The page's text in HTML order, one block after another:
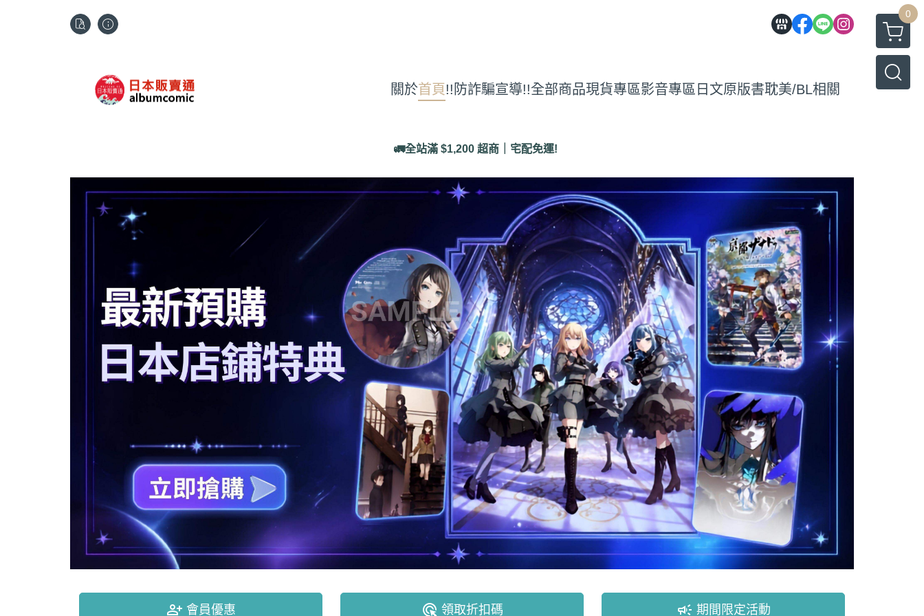
0
關於首頁!!防詐騙宣導!!全部商品現貨專區影音專區 日文原版書耽美/BL相關
🚛全站滿 $1,200 超商｜宅配免運!
person_add_alt 會員優惠 ads_click 領取折扣碼 campaign 期間限定活動